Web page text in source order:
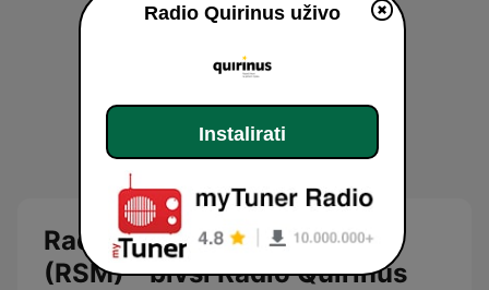
Radio Sisačko Moslavački
(RSM) - bivši Radio Quirinus
Radio Quirinus uživo
Instalirati